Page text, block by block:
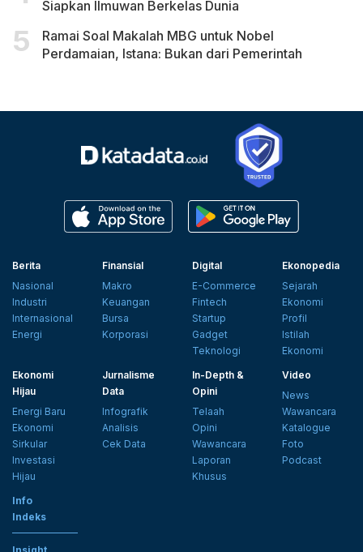
Siapkan Ilmuwan Berkelas Dunia
Ramai Soal Makalah MBG untuk Nobel
Perdamaian, Istana: Bukan dari Pemerintah
Berita
Nasional
Industri
Internasional
Energi
Finansial
Makro
Keuangan
Bursa
Korporasi
Digital
E-Commerce
Fintech
Startup
Gadget
Teknologi
Ekonopedia
Sejarah
Ekonomi
Profil
Istilah
Ekonomi
Ekonomi
Hijau
Energi Baru
Ekonomi
Sirkular
Investasi
Hijau
Jurnalisme
Data
Infografik
Analisis
Cek Data
In-Depth &
Opini
Telaah
Opini
Wawancara
Laporan
Khusus
Video
News
Wawancara
Katalogue
Foto
Podcast
Info
Indeks